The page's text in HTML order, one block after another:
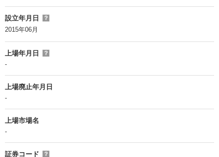
設立年月日 ？
2015年06月
上場年月日 ？
-
上場廃止年月日
-
上場市場名
-
証券コード ？